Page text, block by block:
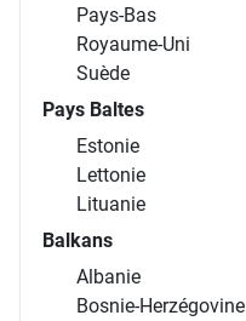
Pays-Bas
Royaume-Uni
Suède
Pays Baltes
Estonie
Lettonie
Lituanie
Balkans
Albanie
Bosnie-Herzégovine